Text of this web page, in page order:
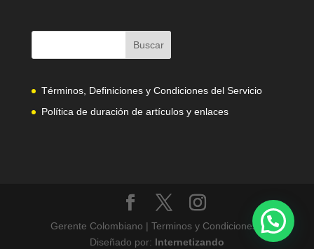
Términos, Definiciones y Condiciones del Servicio
Política de duración de artículos y enlaces
Gerente Colombiano | Terminos y Condiciones |
Diseñado por: Internetizando